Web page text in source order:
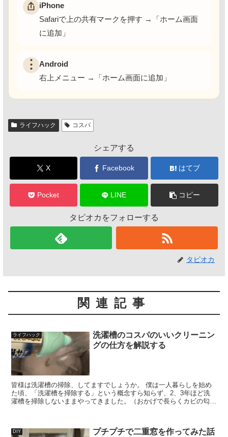
iPhone
Safariで上の共有マークを押す →「ホーム画面
に追加」
︙
Android
右上メニュー →「ホーム画面に追加」
ライフハック コスパ
シェアする
X Facebook はてブ
Pocket LINE コピー
タピオカをフォローする
タピオカ
関連記事
ライフハック
洗濯槽のコスパのいいクリーニン
グの仕方を解説する
皆様は洗濯槽の掃除、してますでしょうか。 僕は一人暮らしを始め
た頃、「洗濯槽を掃除する」という概念すら知らず、2、3年ほど洗
濯槽を掃除しないままやってきました。（おかげで長らくカビの匂い
DIY
プチプチで二重窓を作ってみた話